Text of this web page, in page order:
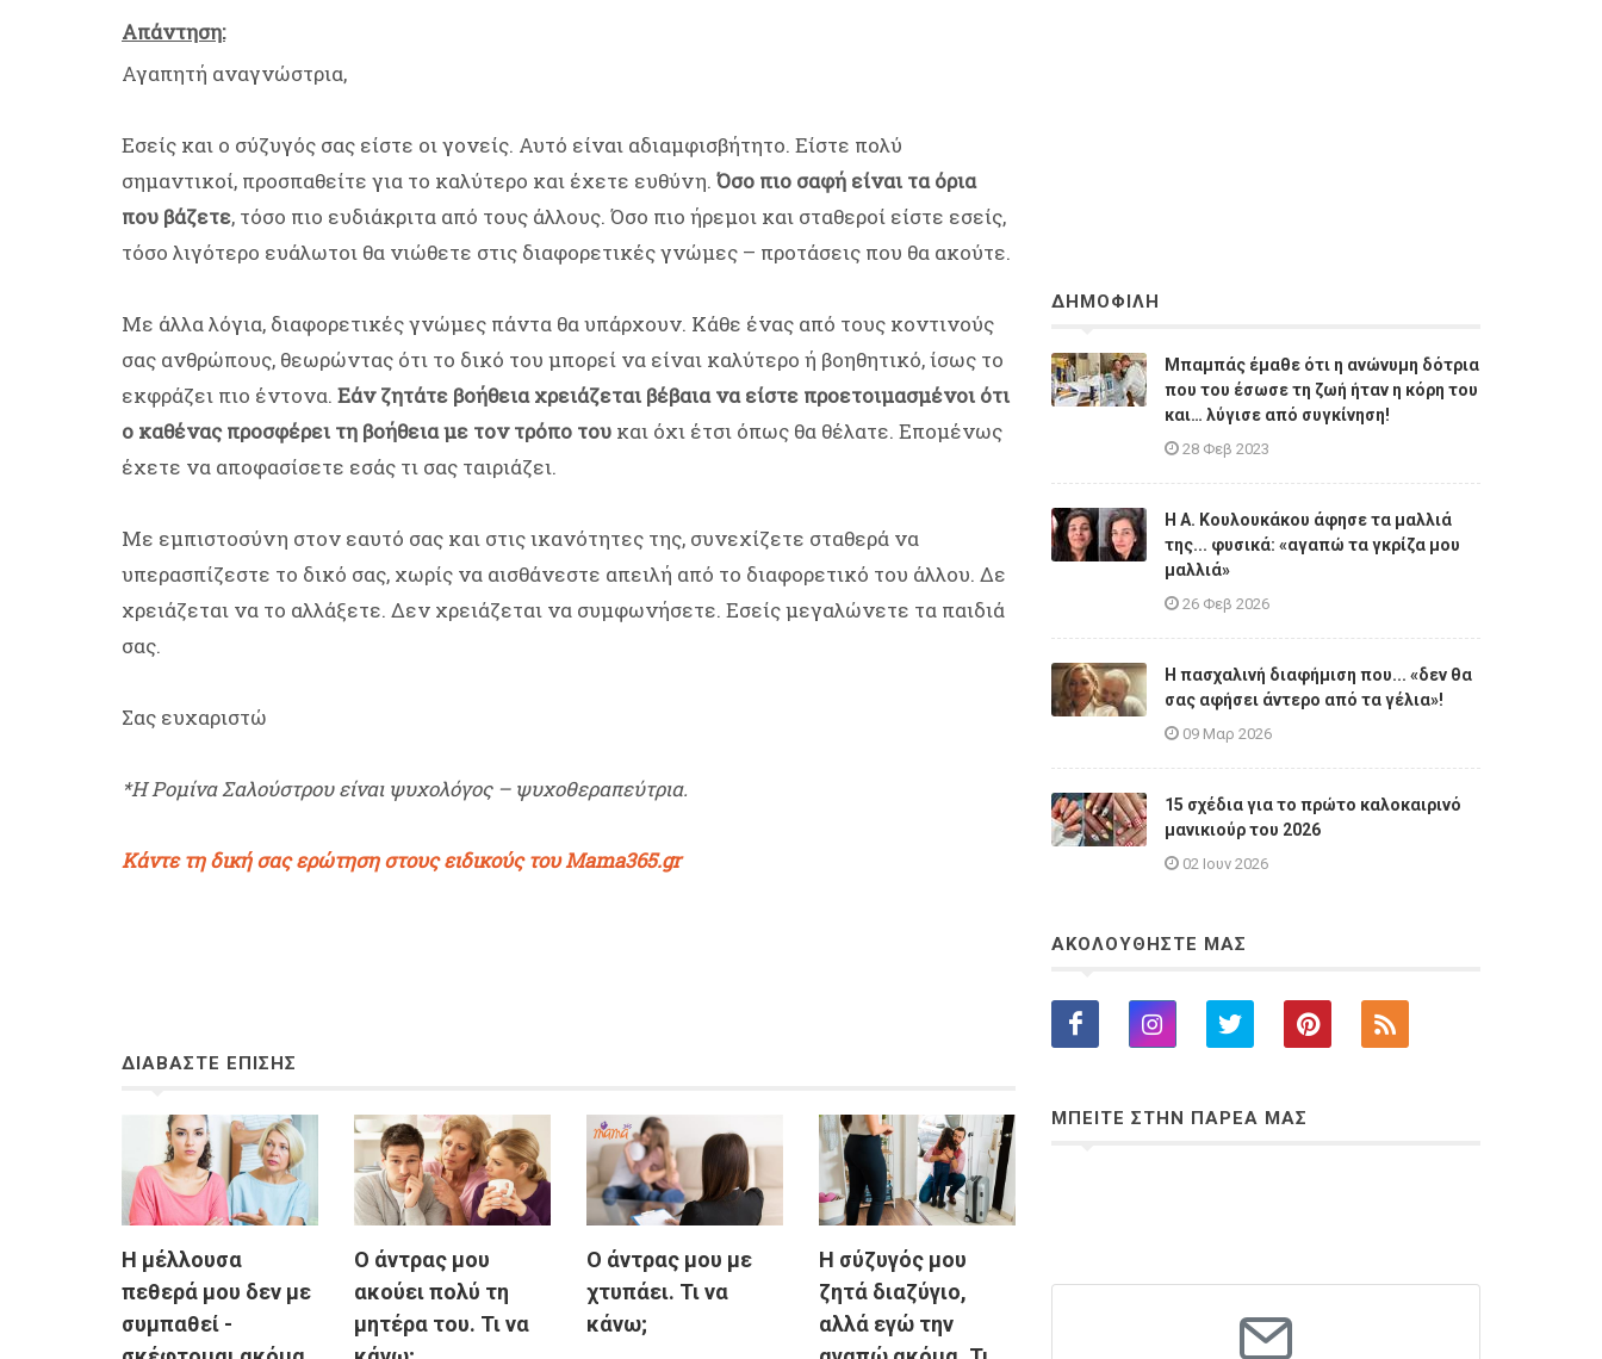
Απάντηση:
Αγαπητή αναγνώστρια,
Εσείς και ο σύζυγός σας είστε οι γονείς. Αυτό είναι αδιαμφισβήτητο. Είστε πολύ
σημαντικοί, προσπαθείτε για το καλύτερο και έχετε ευθύνη. Όσο πιο σαφή είναι τα όρια
που βάζετε, τόσο πιο ευδιάκριτα από τους άλλους. Όσο πιο ήρεμοι και σταθεροί είστε εσείς,
τόσο λιγότερο ευάλωτοι θα νιώθετε στις διαφορετικές γνώμες – προτάσεις που θα ακούτε.
Με άλλα λόγια, διαφορετικές γνώμες πάντα θα υπάρχουν. Κάθε ένας από τους κοντινούς
σας ανθρώπους, θεωρώντας ότι το δικό του μπορεί να είναι καλύτερο ή βοηθητικό, ίσως το
εκφράζει πιο έντονα. Εάν ζητάτε βοήθεια χρειάζεται βέβαια να είστε προετοιμασμένοι ότι
ο καθένας προσφέρει τη βοήθεια με τον τρόπο του και όχι έτσι όπως θα θέλατε. Επομένως
έχετε να αποφασίσετε εσάς τι σας ταιριάζει.
Με εμπιστοσύνη στον εαυτό σας και στις ικανότητες της, συνεχίζετε σταθερά να
υπερασπίζεστε το δικό σας, χωρίς να αισθάνεστε απειλή από το διαφορετικό του άλλου. Δε
χρειάζεται να το αλλάξετε. Δεν χρειάζεται να συμφωνήσετε. Εσείς μεγαλώνετε τα παιδιά
σας.
Σας ευχαριστώ
*Η Ρομίνα Σαλούστρου είναι ψυχολόγος – ψυχοθεραπεύτρια.
Κάντε τη δική σας ερώτηση στους ειδικούς του Mama365.gr
ΔΙΑΒΑΣΤΕ ΕΠΙΣΗΣ
Η μέλλουσα
πεθερά μου δεν με
συμπαθεί -
Ο άντρας μου
ακούει πολύ τη
μητέρα του. Τι να
Ο άντρας μου με
χτυπάει. Τι να
κάνω;
Η σύζυγός μου
ζητά διαζύγιο,
αλλά εγώ την
ΔΗΜΟΦΙΛΗ
Μπαμπάς έμαθε ότι η ανώνυμη δότρια
που του έσωσε τη ζωή ήταν η κόρη του
και… λύγισε από συγκίνηση!
28 Φεβ 2023
Η A. Κουλουκάκου άφησε τα μαλλιά
της... φυσικά: «αγαπώ τα γκρίζα μου
μαλλιά»
26 Φεβ 2026
Η πασχαλινή διαφήμιση που... «δεν θα
σας αφήσει άντερο από τα γέλια»!
09 Μαρ 2026
15 σχέδια για το πρώτο καλοκαιρινό
μανικιούρ του 2026
02 Ιουν 2026
ΑΚΟΛΟΥΘΗΣΤΕ ΜΑΣ
ΜΠΕΙΤΕ ΣΤΗΝ ΠΑΡΕΑ ΜΑΣ